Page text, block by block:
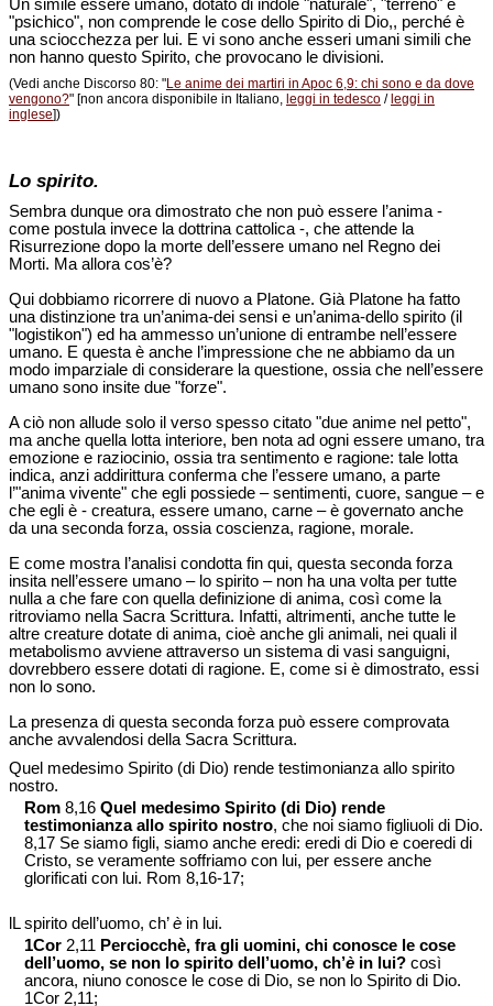
Un simile essere umano, dotato di indole "naturale", "terreno" e
"psichico", non comprende le cose dello Spirito di Dio,, perché è
una sciocchezza per lui. E vi sono anche esseri umani simili che
non hanno questo Spirito, che provocano le divisioni.
(Vedi anche Discorso 80: "Le anime dei martiri in Apoc 6,9: chi sono e da dove
vengono?" [non ancora disponibile in Italiano, leggi in tedesco / leggi in
inglese])
Lo spirito.
Sembra dunque ora dimostrato che non può essere l’anima -
come postula invece la dottrina cattolica -, che attende la
Risurrezione dopo la morte dell’essere umano nel Regno dei
Morti. Ma allora cos’è?
Qui dobbiamo ricorrere di nuovo a Platone. Già Platone ha fatto
una distinzione tra un’anima-dei sensi e un’anima-dello spirito (il
"logistikon") ed ha ammesso un’unione di entrambe nell’essere
umano. E questa è anche l’impressione che ne abbiamo da un
modo imparziale di considerare la questione, ossia che nell’essere
umano sono insite due "forze".
A ciò non allude solo il verso spesso citato "due anime nel petto",
ma anche quella lotta interiore, ben nota ad ogni essere umano, tra
emozione e raziocinio, ossia tra sentimento e ragione: tale lotta
indica, anzi addirittura conferma che l’essere umano, a parte
l’"anima vivente" che egli possiede – sentimenti, cuore, sangue – e
che egli è - creatura, essere umano, carne – è governato anche
da una seconda forza, ossia coscienza, ragione, morale.
E come mostra l’analisi condotta fin qui, questa seconda forza
insita nell’essere umano – lo spirito – non ha una volta per tutte
nulla a che fare con quella definizione di anima, così come la
ritroviamo nella Sacra Scrittura. Infatti, altrimenti, anche tutte le
altre creature dotate di anima, cioè anche gli animali, nei quali il
metabolismo avviene attraverso un sistema di vasi sanguigni,
dovrebbero essere dotati di ragione. E, come si è dimostrato, essi
non lo sono.
La presenza di questa seconda forza può essere comprovata
anche avvalendosi della Sacra Scrittura.
Quel medesimo Spirito (di Dio) rende testimonianza allo spirito
nostro.
Rom 8,16 Quel medesimo Spirito (di Dio) rende
testimonianza allo spirito nostro, che noi siamo figliuoli di Dio.
8,17 Se siamo figli, siamo anche eredi: eredi di Dio e coeredi di
Cristo, se veramente soffriamo con lui, per essere anche
glorificati con lui. Rom 8,16-17;
lL spirito dell’uomo, ch’è in lui.
1Cor 2,11 Perciocchè, fra gli uomini, chi conosce le cose
dell’uomo, se non lo spirito dell’uomo, ch’è in lui? così
ancora, niuno conosce le cose di Dio, se non lo Spirito di Dio.
1Cor 2,11;